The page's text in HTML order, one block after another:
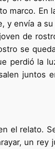
marco. En
envía a
de
se
perdió la
juntos
el relato.
un rey